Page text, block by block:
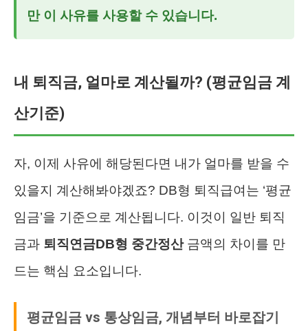
만 이 사유를 사용할 수 있습니다.
내 퇴직금, 얼마로 계산될까? (평균임금 계
산기준)
자, 이제 사유에 해당된다면 내가 얼마를 받을 수
있을지 계산해봐야겠죠? DB형 퇴직급여는 ‘평균
임금’을 기준으로 계산됩니다. 이것이 일반 퇴직
금과 퇴직연금DB형 중간정산금액의 차이를 만
드는 핵심 요소입니다.
평균임금 vs 통상임금, 개념부터 바로잡기